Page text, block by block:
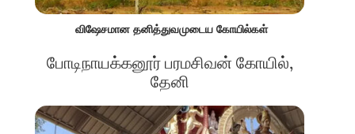
விஷேசமான தனித்துவமுடைய கோயில்கள்
போடிநாயக்கனூர் பரமசிவன் கோயில்,
தேனி